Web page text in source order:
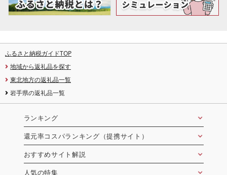
ふるさと納税ガイドTOP
地域から返礼品を探す
東北地方の返礼品一覧
岩手県の返礼品一覧
ランキング
還元率コスパランキング（提携サイト）
おすすめサイト解説
人気の特集